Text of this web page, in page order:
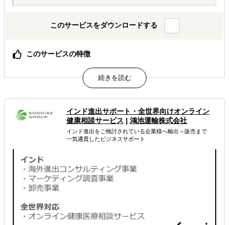
このサービスをダウンロードする
このサービスの特徴
インドネシアへビジネス進出の検討を始めた企業様向け
インドネシアでの販路開拓を希望する企業様向け
インドネシアの展示会に出展したい企業様向け
属するジャンル
海外進出コンサルティング
解決できる課題
自社商材の現地でのニーズを知りたい
インド進出サポート・全世界向けオンライン
健康相談サービス | 鴻池運輸株式会社
インド進出をご検討されている企業様へ輸出～販売まで
一気通貫したビジネスサポート